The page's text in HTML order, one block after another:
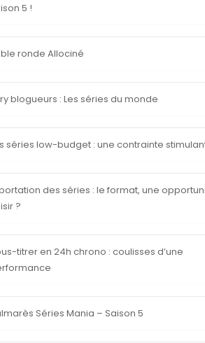
5 !
ronde Allociné
blogueurs : Les séries du monde
séries low-budget : une contrainte
des séries : le format, une
?
titrer en 24h chrono : coulisses d’une
Séries Mania – Saison 5